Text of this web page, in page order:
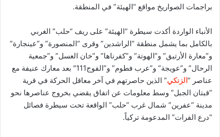
براجمات الصواريخ مواقع “الهيئة” في المنطقة.
الأنباء الواردة أكدت سيطرة “الهيئة” على ريف “حلب” الغربي
بالكامل بما يشمل منطقة “الراشدين” وقرى “المنصورة” و”عينجارة”
و”معارة الأرتيق” و”الهوتة” و”كفرناها” و”خان العسل” و”جمعية
الرحال” و”عويجة” و”عرب فطوم” و”الفوج111″ بعد معارك عنيفة مع
عناصر “ الزنكي” الذين حاصرتهم في آخر معاقل الحركة في قرية
“قبتان الجبل” وسط معلومات عن اتفاق يقضي بخروج عناصرها نحو
مدينة “عفرين” شمال غرب “حلب” الواقعة تحت سيطرة فصائل
“درع الفرات” المدعومة تركياً.